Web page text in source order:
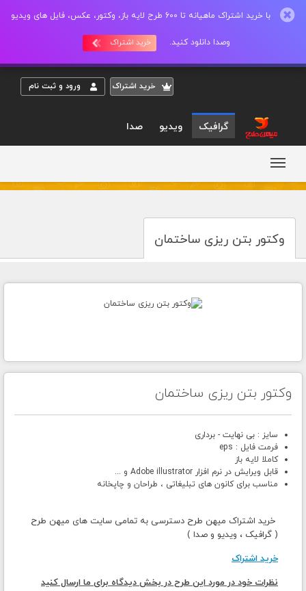
با خرید اشتراک ماهیانه تا 600 طرح لایه باز، وکتور، عکس، فایل های ویدیو
وصدا دانلود کنید. خرید اشتراک
خريد اشتراک ورود و ثبت نام
گرافیک ویدیو صدا
وکتور بتن ریزی ساختمان
وکتور بتن ریزی ساختمان
سایز : بی نهایت - برداری
فرمت فایل : eps
کاملا لایه باز
قابل ویرایش در نرم افزار Adobe illustrator و ...
مناسب برای کانون های تبلیغاتی ، طراحان و چاپخانه
خرید اشتراک میهن طرح دسترسی به تمامی سایت های میهن طرح
( گرافیک ، ویدیو و صدا )
خرید اشتراک
نظرات خود در مورد این طرح در بخش دیدگاه برای ما ارسال کنید